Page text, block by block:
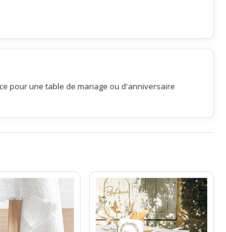
pour une table de mariage ou d'anniversaire